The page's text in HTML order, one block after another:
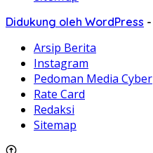
Didukung oleh WordPress -
Arsip Berita
Instagram
Pedoman Media Cyber
Rate Card
Redaksi
Sitemap